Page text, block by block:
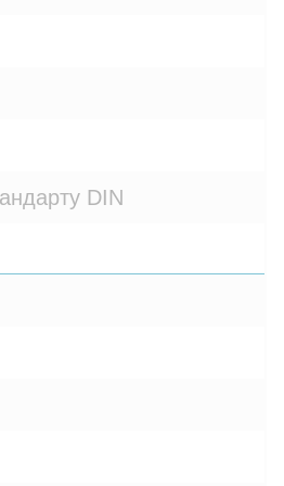
DIN